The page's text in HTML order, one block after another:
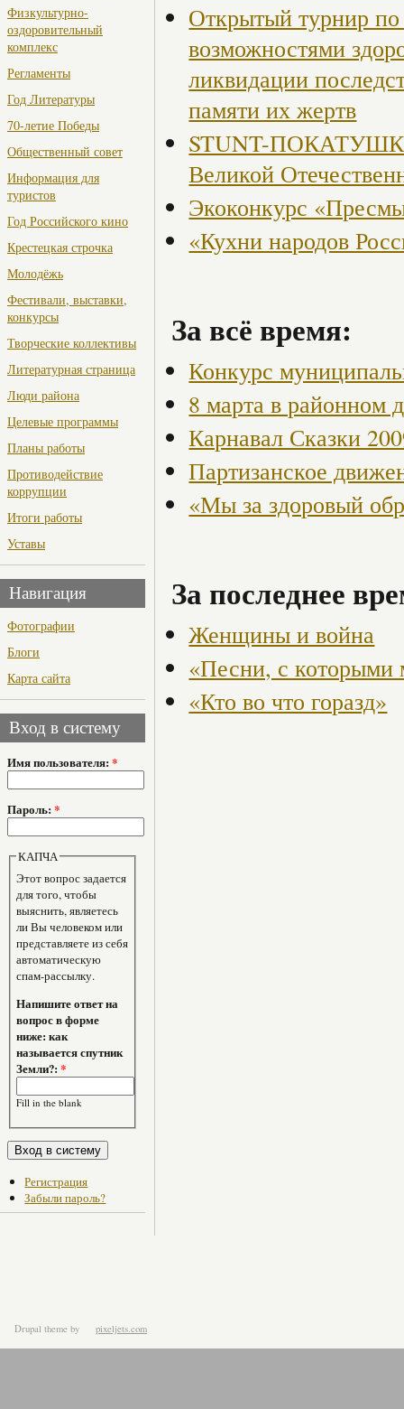
Физкультурно-
оздоровительный
комплекс
Регламенты
Год Литературы
70-летие Победы
Общественный совет
Информация для
туристов
Год Российского кино
Крестецкая строчка
Молодёжь
Фестивали, выставки,
конкурсы
Творческие коллективы
Литературная страница
Люди района
Целевые программы
Планы работы
Противодействие
коррупции
Итоги работы
Уставы
Навигация
Фотографии
Блоги
Карта сайта
Вход в систему
Имя пользователя: *
Пароль: *
КАПЧА
Этот вопрос задается
для того, чтобы
выяснить, являетесь
ли Вы человеком или
представляете из себя
автоматическую
спам-рассылку.
Напишите ответ на
вопрос в форме
ниже: как
называется спутник
Земли?:*
Fill in the blank
Регистрация
Забыли пароль?
Открытый турнир
возможностями
ликвидации
памяти их жертв
STUNT-
Великой
Экоконкурс
«Кухни народов
За всё время:
Конкурс
8 марта в районном
Карнавал Сказки
Партизанское
«Мы за здоровый
За последнее
Женщины и война
«Песни, с которыми
«Кто во что горазд»
Drupal theme by pixeljets.com